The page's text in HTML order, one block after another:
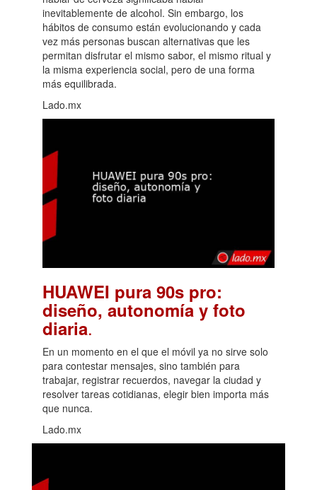
inevitablemente de alcohol. Sin embargo, los
hábitos de consumo están evolucionando y cada
vez más personas buscan alternativas que les
permitan disfrutar el mismo sabor, el mismo ritual y
la misma experiencia social, pero de una forma
más equilibrada.
Lado.mx
HUAWEI pura 90s pro:
diseño, autonomía y foto
diaria.
En un momento en el que el móvil ya no sirve solo
para contestar mensajes, sino también para
trabajar, registrar recuerdos, navegar la ciudad y
resolver tareas cotidianas, elegir bien importa más
que nunca.
Lado.mx